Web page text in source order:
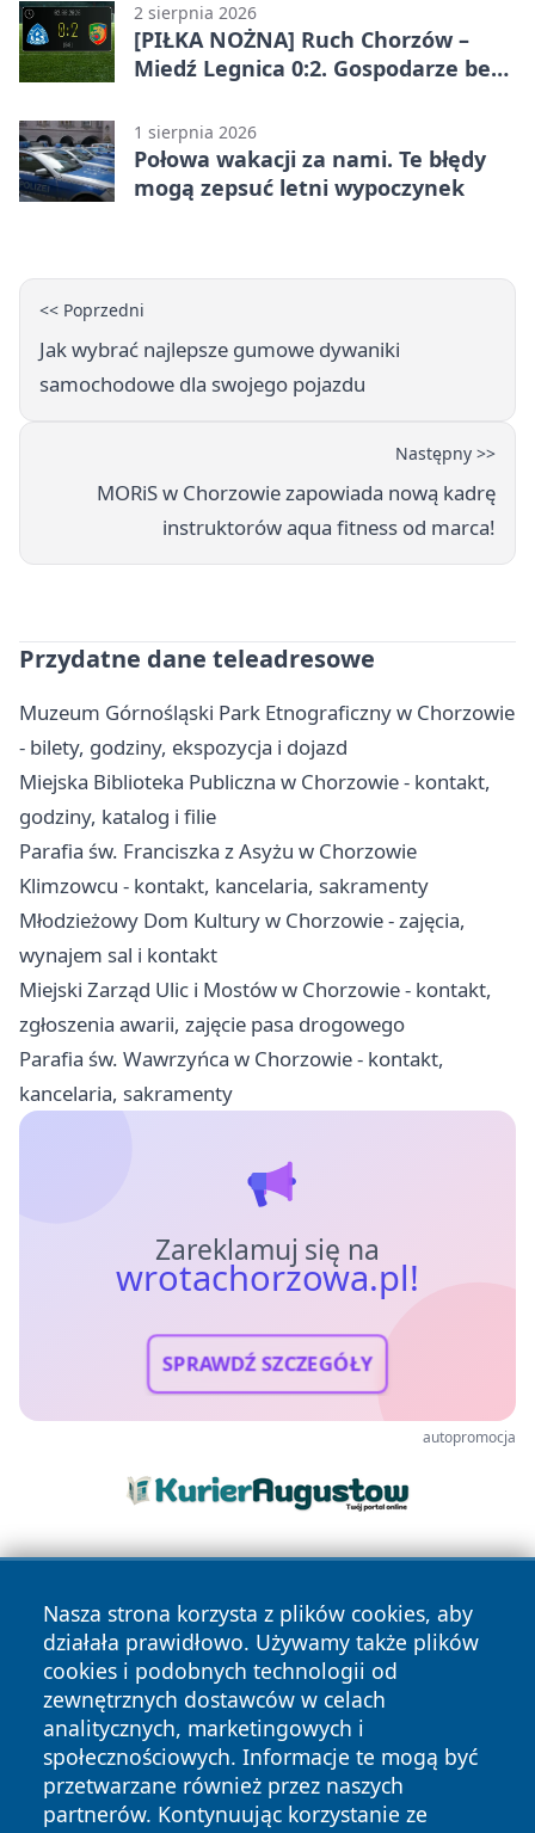
2 sierpnia 2026
[PIŁKA NOŻNA] Ruch Chorzów –
Miedź Legnica 0:2. Gospodarze bez
1 sierpnia 2026
Połowa wakacji za nami. Te błędy
mogą zepsuć letni wypoczynek
<< Poprzedni
Jak wybrać najlepsze gumowe dywaniki
samochodowe dla swojego pojazdu
Następny >>
MORiS w Chorzowie zapowiada nową kadrę
instruktorów aqua fitness od marca!
Przydatne dane teleadresowe
Muzeum Górnośląski Park Etnograficzny w Chorzowie
- bilety, godziny, ekspozycja i dojazd
Miejska Biblioteka Publiczna w Chorzowie - kontakt,
godziny, katalog i filie
Parafia św. Franciszka z Asyżu w Chorzowie
Klimzowcu - kontakt, kancelaria, sakramenty
Młodzieżowy Dom Kultury w Chorzowie - zajęcia,
wynajem sal i kontakt
Miejski Zarząd Ulic i Mostów w Chorzowie - kontakt,
zgłoszenia awarii, zajęcie pasa drogowego
Parafia św. Wawrzyńca w Chorzowie - kontakt,
kancelaria, sakramenty
Zareklamuj się na
wrotachorzowa.pl!
SPRAWDŹ SZCZEGÓŁY
autopromocja
Nasza strona korzysta z plików cookies, aby
działała prawidłowo. Używamy także plików
cookies i podobnych technologii od
zewnętrznych dostawców w celach
analitycznych, marketingowych i
społecznościowych. Informacje te mogą być
przetwarzane również przez naszych
partnerów. Kontynuując korzystanie ze
Copyright © 2026 wrotachorzowa.pl Wszystkie prawa
zastrzeżone.
Polityka
Polityka